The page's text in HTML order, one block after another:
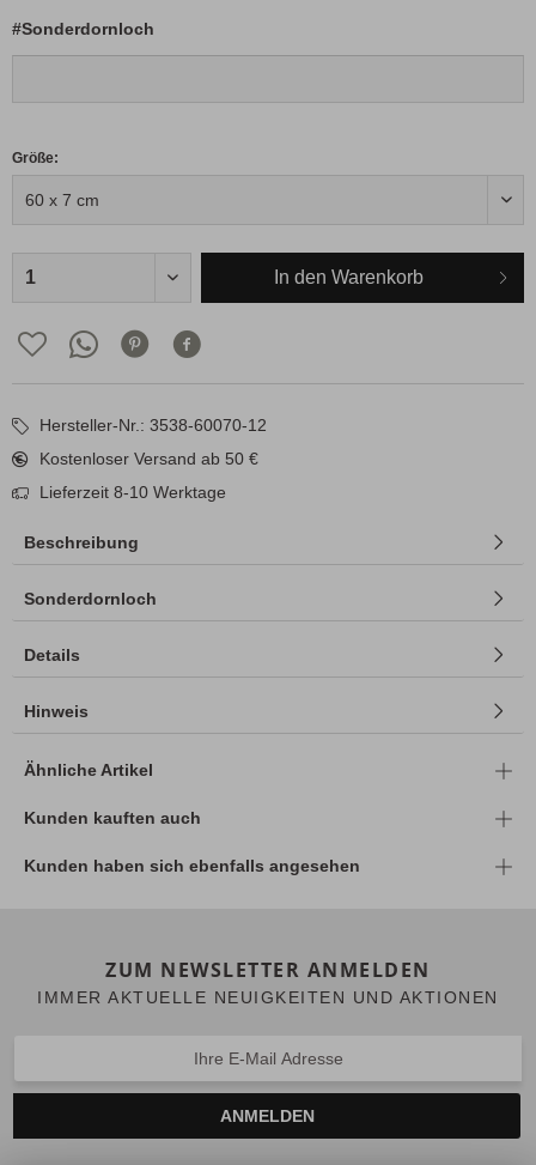
#Sonderdornloch
Größe:
In den Warenkorb
Hersteller-Nr.: 3538-60070-12
Kostenloser Versand ab 50 €
Lieferzeit 8-10 Werktage
Beschreibung
Sonderdornloch
Details
Hinweis
Ähnliche Artikel
Kunden kauften auch
Kunden haben sich ebenfalls angesehen
ZUM NEWSLETTER ANMELDEN
IMMER AKTUELLE NEUIGKEITEN UND AKTIONEN
ANMELDEN